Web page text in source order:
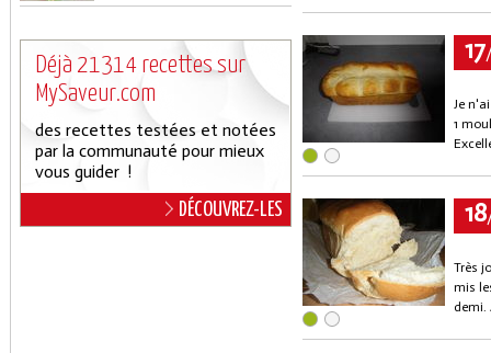
Déjà 21314 recettes sur
MySaveur.com
des recettes testées et notées
par la communauté pour mieux
vous guider !
DÉCOUVREZ-LES
17
Je
1
18
Très
mis
demi.